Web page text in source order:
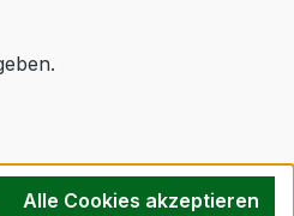
Alle Cookies akzeptieren